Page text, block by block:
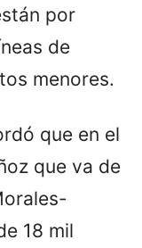
por
de
menores.
que en el
que va de
18 mil